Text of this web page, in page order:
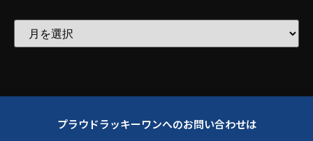
プラウドラッキーワンへのお問い合わせは